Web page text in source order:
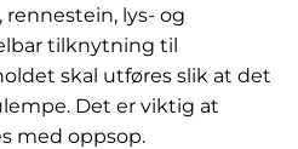
rennestein, lys- og
tilknytning til
skal utføres slik at det
Det er viktig at
med oppsop.